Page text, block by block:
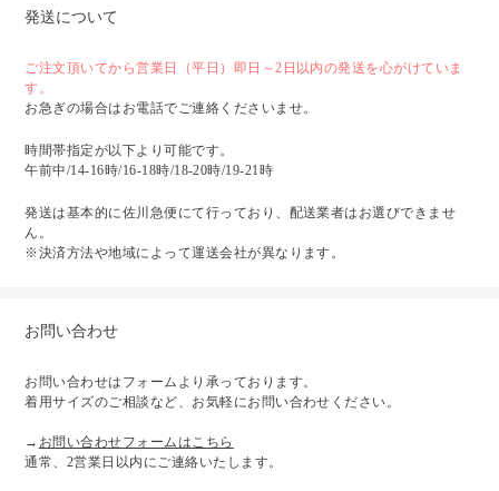
発送について
ご注文頂いてから営業日（平日）即日～2日以内の発送を心がけていま
す。
お急ぎの場合はお電話でご連絡くださいませ。
時間帯指定が以下より可能です。
午前中/14-16時/16-18時/18-20時/19-21時
発送は基本的に佐川急便にて行っており、配送業者はお選びできませ
ん。
※決済方法や地域によって運送会社が異なります。
お問い合わせ
お問い合わせはフォームより承っております。
着用サイズのご相談など、お気軽にお問い合わせください。
→ お問い合わせフォームはこちら
通常、2営業日以内にご連絡いたします。